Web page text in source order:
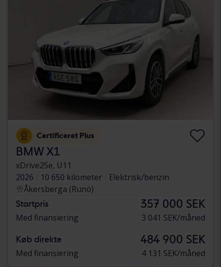
Certificeret Plus
BMW X1
xDrive25e, U11
2026
10 650 kilometer
Elektrisk/benzin
Åkersberga (Runö)
Startpris 357 000 SEK
Med finansiering 3 041 SEK/måned
Køb direkte 484 900 SEK
Med finansiering 4 131 SEK/måned